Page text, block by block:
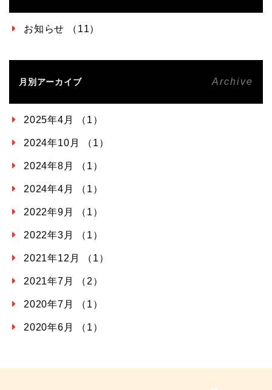
お知らせ （11）
月別アーカイブ Archive
2025年4月 （1）
2024年10月 （1）
2024年8月 （1）
2024年4月 （1）
2022年9月 （1）
2022年3月 （1）
2021年12月 （1）
2021年7月 （2）
2020年7月 （1）
2020年6月 （1）